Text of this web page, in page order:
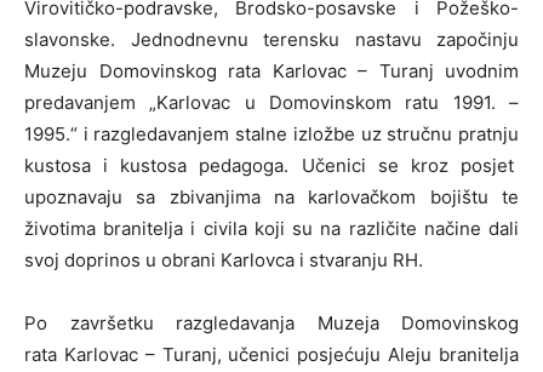
Virovitičko-podravske, Brodsko-posavske i Požeško-
slavonske. Jednodnevnu terensku nastavu započinju
Muzeju Domovinskog rata Karlovac – Turanj uvodnim
predavanjem „Karlovac u Domovinskom ratu 1991. –
1995.“ i razgledavanjem stalne izložbe uz stručnu pratnju
kustosa i kustosa pedagoga. Učenici se kroz posjet
upoznavaju sa zbivanjima na karlovačkom bojištu te
životima branitelja i civila koji su na različite načine dali
svoj doprinos u obrani Karlovca i stvaranju RH.
Po završetku razgledavanja Muzeja Domovinskog
rata Karlovac – Turanj, učenici posjećuju Aleju branitelja